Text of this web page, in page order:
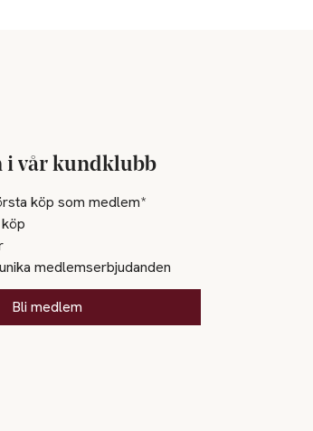
i vår kundklubb
köp som medlem*
medlemserbjudanden
Bli medlem